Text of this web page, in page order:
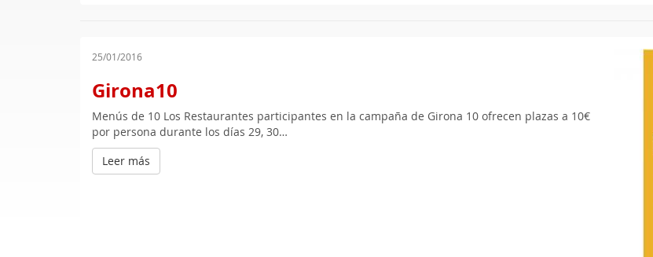
25/01/2016
Girona10
Menús de 10 Los Restaurantes participantes en la campaña de Girona 10 ofrecen plazas a 10€
por persona durante los días 29, 30…
Leer más